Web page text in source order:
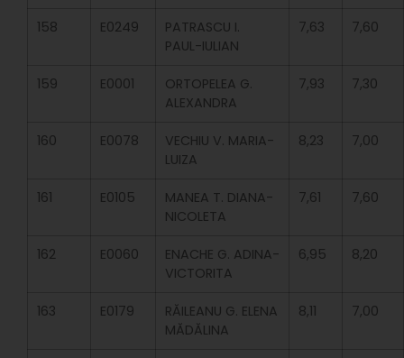
158 E0249
PATRASCU I.
PAUL-IULIAN
7,63 7,60
159 E0001
ORTOPELEA G.
ALEXANDRA
7,93 7,30
160 E0078
VECHIU V. MARIA-
LUIZA
8,23 7,00
161 E0105
MANEA T. DIANA-
NICOLETA
7,61 7,60
162 E0060
ENACHE G. ADINA-
VICTORITA
6,95 8,20
163 E0179
RĂILEANU G. ELENA
MĂDĂLINA
8,11 7,00